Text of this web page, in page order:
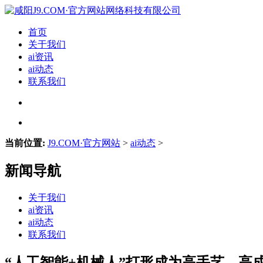
首页
关于我们
ai资讯
ai动态
联系我们
当前位置: J9.COM·官方网站 > ai动态 >
新闻导航
关于我们
ai资讯
ai动态
联系我们